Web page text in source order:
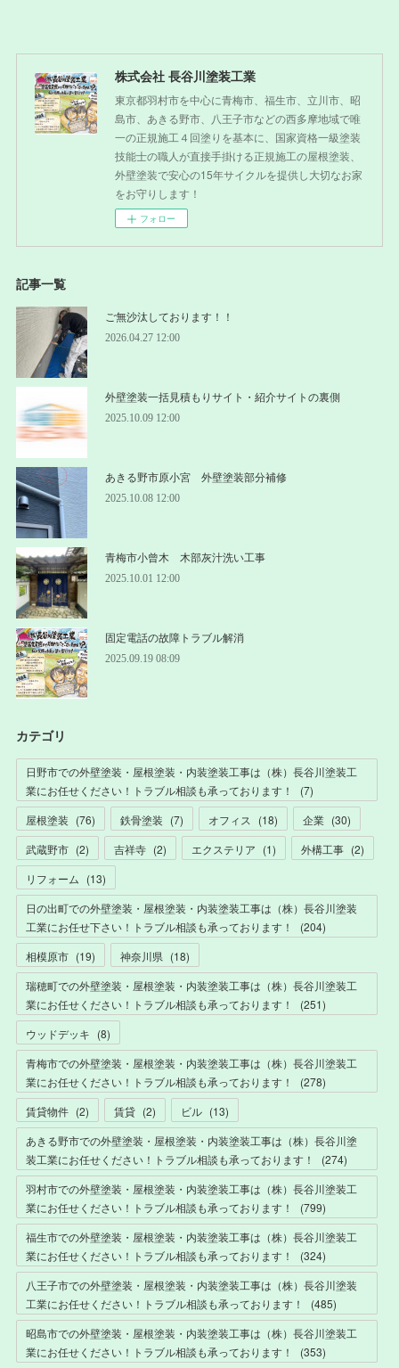
株式会社 長谷川塗装工業
東京都羽村市を中心に青梅市、福生市、立川市、昭
島市、あきる野市、八王子市などの西多摩地域で唯
一の正規施工４回塗りを基本に、国家資格一級塗装
技能士の職人が直接手掛ける正規施工の屋根塗装、
外壁塗装で安心の15年サイクルを提供し大切なお家
をお守りします！
フォロー
記事一覧
ご無沙汰しております！！
2026.04.27 12:00
外壁塗装一括見積もりサイト・紹介サイトの裏側
2025.10.09 12:00
あきる野市原小宮 外壁塗装部分補修
2025.10.08 12:00
青梅市小曾木 木部灰汁洗い工事
2025.10.01 12:00
固定電話の故障トラブル解消
2025.09.19 08:09
カテゴリ
日野市での外壁塗装・屋根塗装・内装塗装工事は（株）長谷川塗装工
業にお任せください！トラブル相談も承っております！
(7)
屋根塗装 (76) 鉄骨塗装 (7) オフィス (18) 企業 (30)
武蔵野市 (2) 吉祥寺 (2) エクステリア (1) 外構工事 (2)
リフォーム (13)
日の出町での外壁塗装・屋根塗装・内装塗装工事は（株）長谷川塗装
工業にお任せ下さい！トラブル相談も承っております！
(204)
相模原市 (19) 神奈川県 (18)
瑞穂町での外壁塗装・屋根塗装・内装塗装工事は（株）長谷川塗装工
業にお任せください！トラブル相談も承っております！
(251)
ウッドデッキ (8)
青梅市での外壁塗装・屋根塗装・内装塗装工事は（株）長谷川塗装工
業にお任せください！トラブル相談も承っております！
(278)
賃貸物件 (2) 賃貸 (2) ビル (13)
あきる野市での外壁塗装・屋根塗装・内装塗装工事は（株）長谷川塗
装工業にお任せください！トラブル相談も承っております！
(274)
羽村市での外壁塗装・屋根塗装・内装塗装工事は（株）長谷川塗装工
業にお任せください！トラブル相談も承っております！
(799)
福生市での外壁塗装・屋根塗装・内装塗装工事は（株）長谷川塗装工
業にお任せください！トラブル相談も承っております！
(324)
八王子市での外壁塗装・屋根塗装・内装塗装工事は（株）長谷川塗装
工業にお任せください！トラブル相談も承っております！
(485)
昭島市での外壁塗装・屋根塗装・内装塗装工事は（株）長谷川塗装工
業にお任せください！トラブル相談も承っております！
(353)